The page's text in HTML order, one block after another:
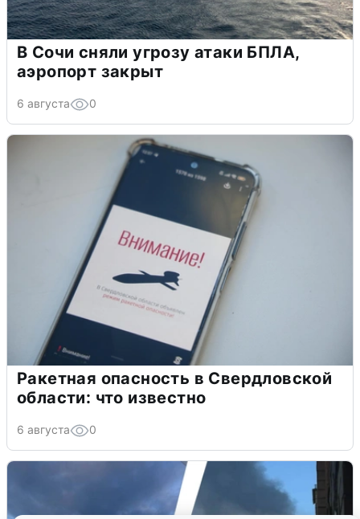
В Сочи сняли угрозу атаки БПЛА,
аэропорт закрыт
6 августа 0
Ракетная опасность в Свердловской
области: что известно
6 августа 0